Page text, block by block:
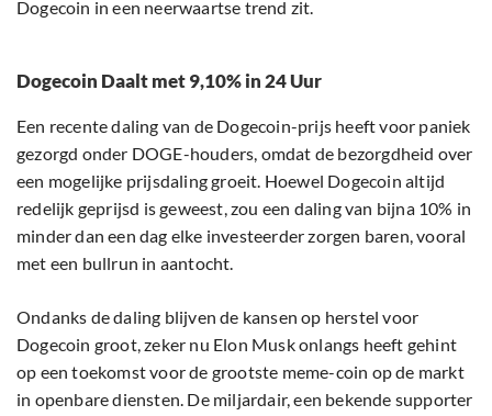
Dogecoin in een neerwaartse trend zit.
Dogecoin Daalt met 9,10% in 24 Uur
Een recente daling van de Dogecoin-prijs heeft voor paniek
gezorgd onder DOGE-houders, omdat de bezorgdheid over
een mogelijke prijsdaling groeit. Hoewel Dogecoin altijd
redelijk geprijsd is geweest, zou een daling van bijna 10% in
minder dan een dag elke investeerder zorgen baren, vooral
met een bullrun in aantocht.
Ondanks de daling blijven de kansen op herstel voor
Dogecoin groot, zeker nu Elon Musk onlangs heeft gehint
op een toekomst voor de grootste meme-coin op de markt
in openbare diensten. De miljardair, een bekende supporter